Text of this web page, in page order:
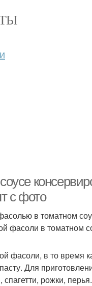
с фото
в томатном
фасоли в томатном
фасоли, в то время
Для
рожки, перья.